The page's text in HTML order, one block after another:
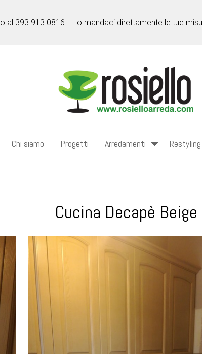
al 393 913 0816 o mandaci direttamente le tue
Chi siamo Progetti Arredamenti
Cucina Decapè Beige